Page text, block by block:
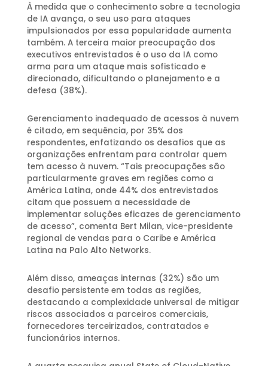
À medida que o conhecimento sobre a tecnologia
de IA avança, o seu uso para ataques
impulsionados por essa popularidade aumenta
também. A terceira maior preocupação dos
executivos entrevistados é o uso da IA como
arma para um ataque mais sofisticado e
direcionado, dificultando o planejamento e a
defesa (38%).
Gerenciamento inadequado de acessos à nuvem
é citado, em sequência, por 35% dos
respondentes, enfatizando os desafios que as
organizações enfrentam para controlar quem
tem acesso à nuvem. “Tais preocupações são
particularmente graves em regiões como a
América Latina, onde 44% dos entrevistados
citam que possuem a necessidade de
implementar soluções eficazes de gerenciamento
de acesso”, comenta Bert Milan, vice-presidente
regional de vendas para o Caribe e América
Latina na Palo Alto Networks.
Além disso, ameaças internas (32%) são um
desafio persistente em todas as regiões,
destacando a complexidade universal de mitigar
riscos associados a parceiros comerciais,
fornecedores terceirizados, contratados e
funcionários internos.